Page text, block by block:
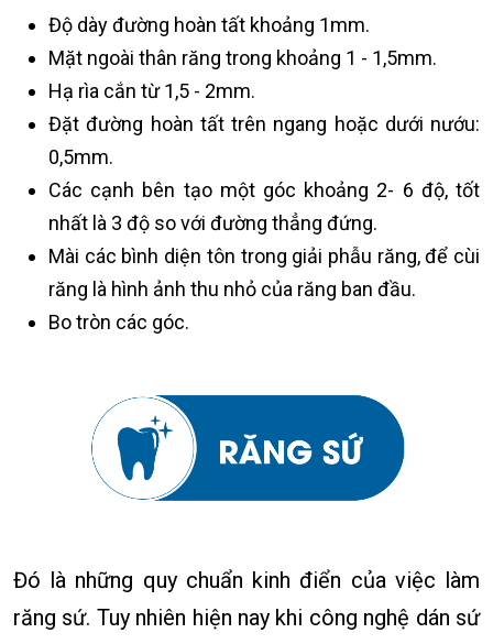
Độ dày đường hoàn tất khoảng 1mm.
Mặt ngoài thân răng trong khoảng 1 - 1,5mm.
Hạ rìa cắn từ 1,5 - 2mm.
Đặt đường hoàn tất trên ngang hoặc dưới nướu:
0,5mm.
Các cạnh bên tạo một góc khoảng 2- 6 độ, tốt
nhất là 3 độ so với đường thẳng đứng.
Mài các bình diện tôn trong giải phẫu răng, để cùi
răng là hình ảnh thu nhỏ của răng ban đầu.
Bo tròn các góc.
Đó là những quy chuẩn kinh điển của việc làm
răng sứ. Tuy nhiên hiện nay khi công nghệ dán sứ